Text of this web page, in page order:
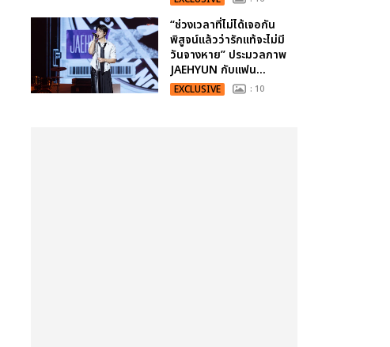
“ช่วงเวลาที่ไม่ได้เจอกัน
พิสูจน์แล้วว่ารักแท้จะไม่มี
วันจางหาย” ประมวลภาพ
JAEHYUN กับแฟน...
EXCLUSIVE : 10